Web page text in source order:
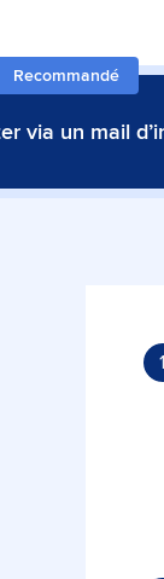
via un mail
Recommandé
1